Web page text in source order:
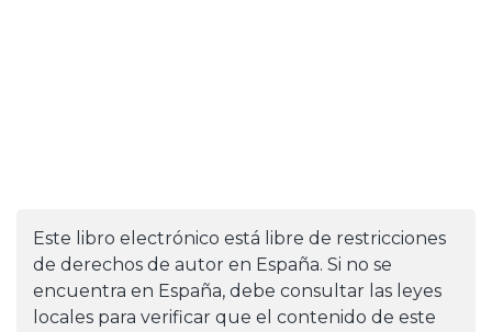
Este libro electrónico está libre de restricciones
de derechos de autor en España. Si no se
encuentra en España, debe consultar las leyes
locales para verificar que el contenido de este